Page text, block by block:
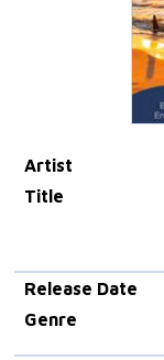
Artist
Title
Release Date
Genre